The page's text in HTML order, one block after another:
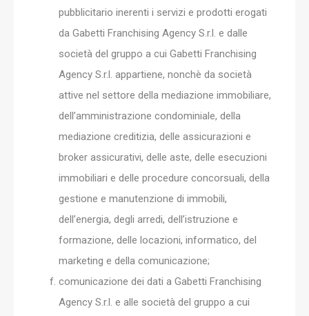
pubblicitario inerenti i servizi e prodotti erogati
da Gabetti Franchising Agency S.r.l. e dalle
società del gruppo a cui Gabetti Franchising
Agency S.r.l. appartiene, nonchè da società
attive nel settore della mediazione immobiliare,
dell’amministrazione condominiale, della
mediazione creditizia, delle assicurazioni e
broker assicurativi, delle aste, delle esecuzioni
immobiliari e delle procedure concorsuali, della
gestione e manutenzione di immobili,
dell’energia, degli arredi, dell’istruzione e
formazione, delle locazioni, informatico, del
marketing e della comunicazione;
comunicazione dei dati a Gabetti Franchising
Agency S.r.l. e alle società del gruppo a cui